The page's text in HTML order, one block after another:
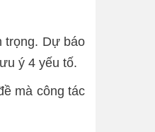
trọng. Dự báo
ý 4 yếu tố.
mà công tác